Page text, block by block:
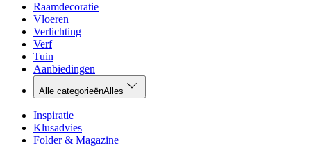
Raamdecoratie
Vloeren
Verlichting
Verf
Tuin
Aanbiedingen
Alle categorieënAlles
Inspiratie
Klusadvies
Folder & Magazine